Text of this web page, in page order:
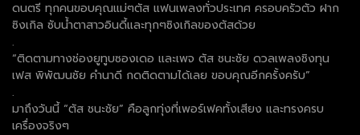
ดนตรี ทุกคนขอบคุณแม่ๆตัส แฟนเพลงทั่วประเทศ ครอบครัวตัว ฝาก
ซิงเกิล ซับน้ำตาสาวอินดี้และทุกๆซิงเกิลของตัสด้วย
.
“ติดตามทางช่องยูทูบซองเดอ และเพจ ตัส ชนะชัย ดวลเพลงชิงทุน
เฟส พิพัฒนชัย คำนาดี กดติดตามได้เลย ขอบคุณอีกครั้งครับ”
.
มาถึงวันนี้ “ตัส ชนะชัย” คือลูกทุ่งที่เพอร์เฟคทั้งเสียง และทรงครบ
เครื่องจริงๆ